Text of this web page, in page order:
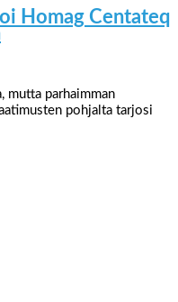
Homag Centateq
mutta parhaimman
pohjalta tarjosi